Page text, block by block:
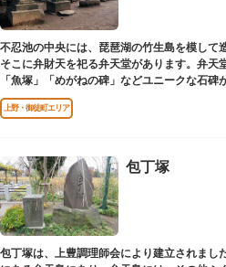
不忍池の中央には、琵琶湖の竹生島を模して
そこに弁財天を祀る弁天堂があります。弁天
「魚塚」「めがねの碑」などユニークな石碑
上野・御徒町エリア
包丁塚
包丁塚は、上豊調理師会により建立されまし